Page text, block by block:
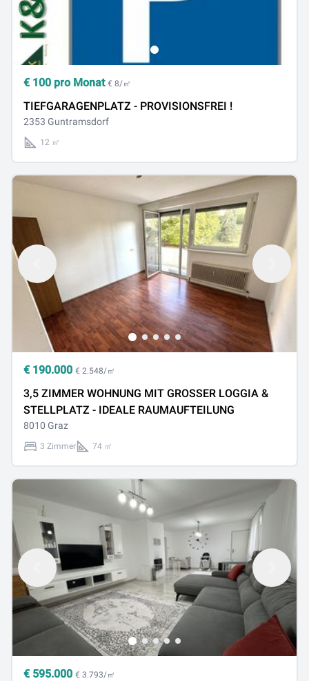
€ 100 pro Monat € 8/㎡
TIEFGARAGENPLATZ - PROVISIONSFREI !
2353 Guntramsdorf
12 ㎡
€ 190.000 € 2.548/㎡
3,5 ZIMMER WOHNUNG MIT GROSSER LOGGIA &
STELLPLATZ - IDEALE RAUMAUFTEILUNG
8010 Graz
3 Zimmer 74 ㎡
€ 595.000 € 3.793/㎡